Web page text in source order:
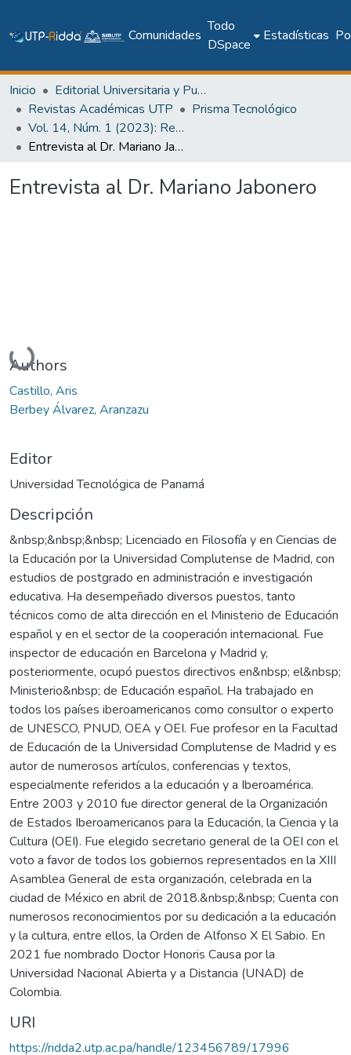
Comunidades
Todo
DSpace
Estadísticas
Inicio
Editorial Universitaria y Publicaciones Seriadas
Revistas Académicas UTP
Prisma Tecnológico
Vol. 14, Núm. 1 (2023): Revista Prisma Tecnológico
Entrevista al Dr. Mariano Jabonero
Entrevista al Dr. Mariano Jabonero
Cargando...
Authors
Castillo, Aris
Berbey Álvarez, Aranzazu
Editor
Universidad Tecnológica de Panamá
Descripción
&nbsp;&nbsp;&nbsp; Licenciado en Filosofía y en Ciencias de
la Educación por la Universidad Complutense de Madrid, con
estudios de postgrado en administración e investigación
educativa. Ha desempeñado diversos puestos, tanto
técnicos como de alta dirección en el Ministerio de Educación
español y en el sector de la cooperación internacional. Fue
inspector de educación en Barcelona y Madrid y,
posteriormente, ocupó puestos directivos en&nbsp; el&nbsp;
Ministerio&nbsp; de Educación español. Ha trabajado en
todos los países iberoamericanos como consultor o experto
de UNESCO, PNUD, OEA y OEI. Fue profesor en la Facultad
de Educación de la Universidad Complutense de Madrid y es
autor de numerosos artículos, conferencias y textos,
especialmente referidos a la educación y a Iberoamérica.
Entre 2003 y 2010 fue director general de la Organización
de Estados Iberoamericanos para la Educación, la Ciencia y la
Cultura (OEI). Fue elegido secretario general de la OEI con el
voto a favor de todos los gobiernos representados en la XIII
Asamblea General de esta organización, celebrada en la
ciudad de México en abril de 2018.&nbsp;&nbsp; Cuenta con
numerosos reconocimientos por su dedicación a la educación
y la cultura, entre ellos, la Orden de Alfonso X El Sabio. En
2021 fue nombrado Doctor Honoris Causa por la
Universidad Nacional Abierta y a Distancia (UNAD) de
Colombia.
URI
https://ridda2.utp.ac.pa/handle/123456789/17996